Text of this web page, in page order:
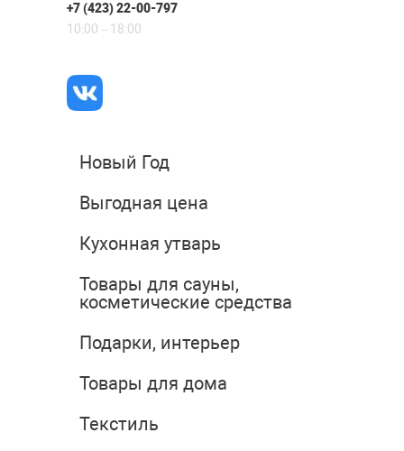
+7 (423) 22-00-797
10:00 – 18:00
Новый Год
Выгодная цена
Кухонная утварь
Товары для сауны,
косметические средства
Подарки, интерьер
Товары для дома
Текстиль